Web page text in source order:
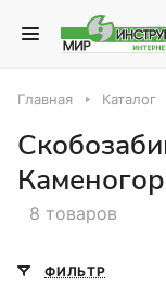
Главная Каталог
8 товаров
ФИЛЬТР